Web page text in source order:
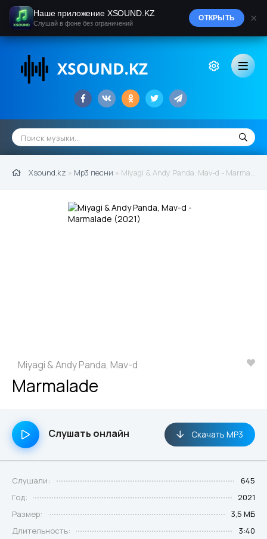
Xsound.kz » Mp3 песни » Miyagi & Andy Panda, Mav-d - Marmalade (2021)
Miyagi & Andy Panda, Mav-d
Marmalade
Слушать онлайн Скачать MP3
Слушали:
645
Год:
2021
Размер:
3,5 МБ
Длительность:
3:40
Наше приложение XSOUND.KZ
Слушай в фоне без ограничений
ОТКРЫТЬ ×